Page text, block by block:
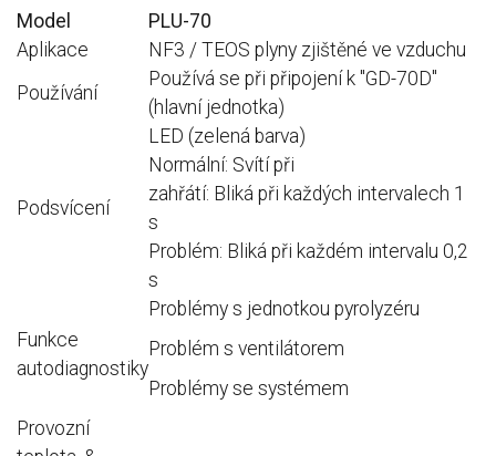
Model
PLU-70
Aplikace
NF3 / TEOS plyny zjištěné ve vzduchu
Používání
Používá se při připojení k "GD-70D"
(hlavní jednotka)
Podsvícení
LED (zelená barva)
Normální: Svítí při
zahřátí: Bliká při každých intervalech 1
s
Problém: Bliká při každém intervalu 0,2
s
Funkce
autodiagnostiky
Problémy s jednotkou pyrolyzéru
Problém s ventilátorem
Problémy se systémem
Provozní